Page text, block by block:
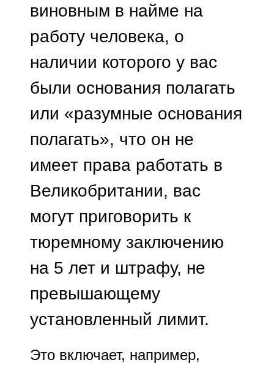
виновным в найме на
работу человека, о
наличии которого у вас
были основания полагать
или «разумные основания
полагать», что он не
имеет права работать в
Великобритании, вас
могут приговорить к
тюремному заключению
на 5 лет и штрафу, не
превышающему
установленный лимит.
Это включает, например,